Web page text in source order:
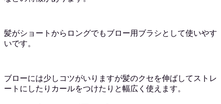
髪がショートからロングでもブロー用ブラシとして使いやす
いです。
ブローには少しコツがいりますが髪のクセを伸ばしてストレ
ートにしたりカールをつけたりと幅広く使えます。